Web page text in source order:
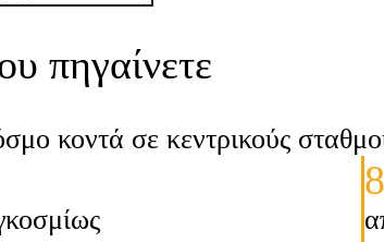
πηγαίνετε
κοντά σε κεντρικούς